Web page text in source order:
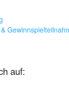
auf: